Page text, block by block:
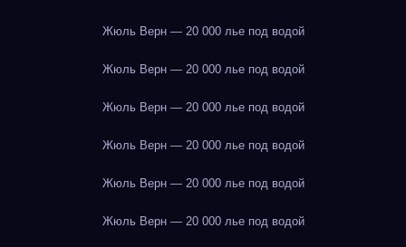
Жюль Верн — 20 000 лье под водой
Жюль Верн — 20 000 лье под водой
Жюль Верн — 20 000 лье под водой
Жюль Верн — 20 000 лье под водой
Жюль Верн — 20 000 лье под водой
Жюль Верн — 20 000 лье под водой